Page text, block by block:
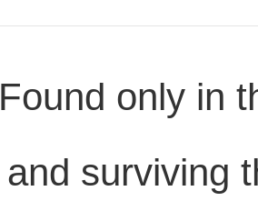
Found only in
and surviving